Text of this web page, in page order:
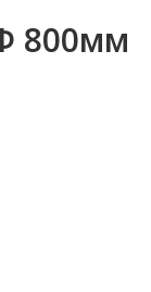
800мм